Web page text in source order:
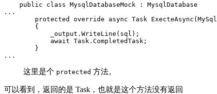
    public class MysqlDatabaseMock : MysqlDatabase
...
protected override async Task
        {
            _output.WriteLine(sql);
            await Task.CompletedTask;
        }
...
这里是个 protected 方法。
可以看到，返回的是 Task，也就是这个方法没有返回